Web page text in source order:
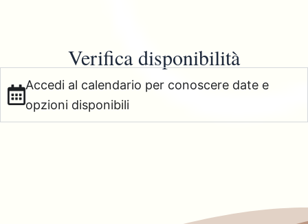
Verifica disponibilità
Accedi al calendario per conoscere date e
opzioni disponibili